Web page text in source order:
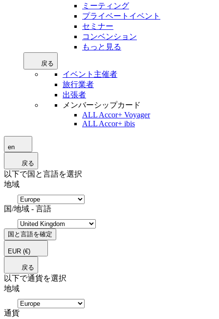
ミーティング
プライベートイベント
セミナー
コンベンション
もっと見る
戻る
イベント主催者
旅行業者
出張者
メンバーシップカード
ALL Accor+ Voyager
ALL Accor+ ibis
en
戻る
以下で国と言語を選択
地域
国/地域 - 言語
国と言語を確定
EUR (€)
戻る
以下で通貨を選択
地域
通貨